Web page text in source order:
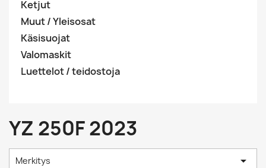
Ketjut
Muut / Yleisosat
Käsisuojat
Valomaskit
Luettelot / teidostoja
YZ 250F 2023
Merkitys 